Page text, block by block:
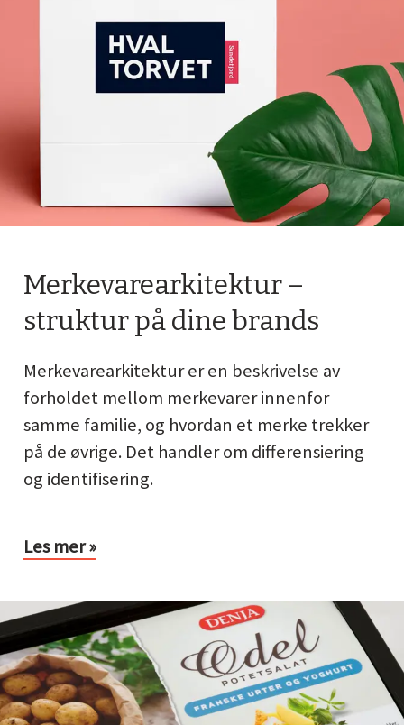
Merkevarearkitektur –
struktur på dine brands
Merkevarearkitektur er en beskrivelse av
forholdet mellom merkevarer innenfor
samme familie, og hvordan et merke trekker
på de øvrige. Det handler om differensiering
og identifisering.
Les mer »